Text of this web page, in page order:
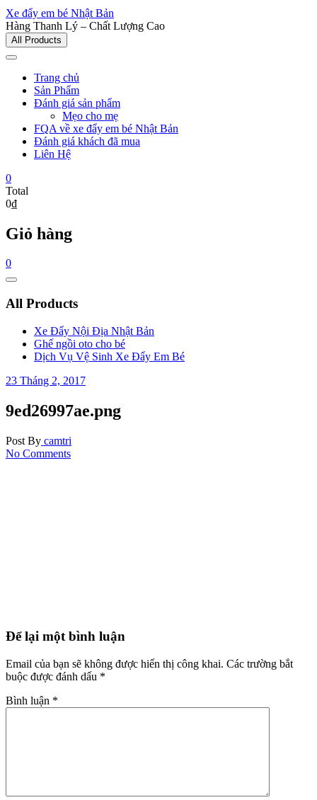
Xe đẩy em bé Nhật Bản
Hàng Thanh Lý – Chất Lượng Cao
All Products
Trang chủ
Sản Phẩm
Đánh giá sản phẩm
Mẹo cho mẹ
FQA về xe đẩy em bé Nhật Bản
Đánh giá khách đã mua
Liên Hệ
0
Total
0₫
Giỏ hàng
0
Catalog
All Products
Xe Đẩy Nội Địa Nhật Bản
Ghế ngồi oto cho bé
Dịch Vụ Vệ Sinh Xe Đẩy Em Bé
23 Tháng 2, 2017
9ed26997ae.png
Post By camtri
No Comments
Để lại một bình luận
Email của bạn sẽ không được hiển thị công khai. Các trường bắt
buộc được đánh dấu *
Bình luận *